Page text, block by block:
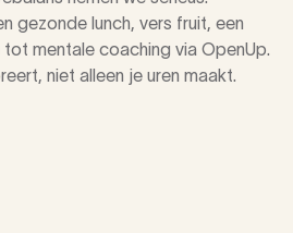
gezonde lunch, vers fruit, een
mentale coaching via OpenUp.
niet alleen je uren maakt.